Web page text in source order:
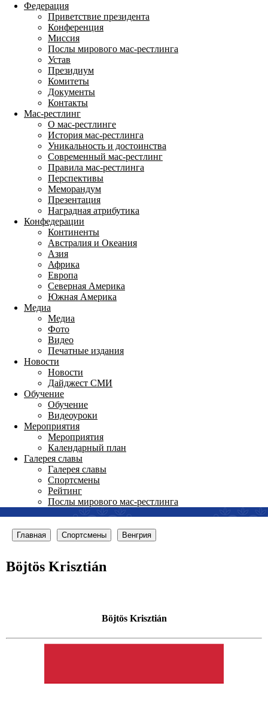
Федерация
Приветствие президента
Конференция
Миссия
Послы мирового мас-рестлинга
Устав
Президиум
Комитеты
Документы
Контакты
Мас-рестлинг
О мас-рестлинге
История мас-рестлинга
Уникальность и достоинства
Современный мас-рестлинг
Правила мас-рестлинга
Перспективы
Меморандум
Презентация
Наградная атрибутика
Конфедерации
Континенты
Австралия и Океания
Азия
Африка
Европа
Северная Америка
Южная Америка
Медиа
Медиа
Фото
Видео
Печатные издания
Новости
Новости
Дайджест СМИ
Обучение
Обучение
Видеоуроки
Мероприятия
Мероприятия
Календарный план
Галерея славы
Галерея славы
Спортсмены
Рейтинг
Послы мирового мас-рестлинга
Главная Спортсмены Венгрия
Böjtös Krisztián
Böjtös Krisztián